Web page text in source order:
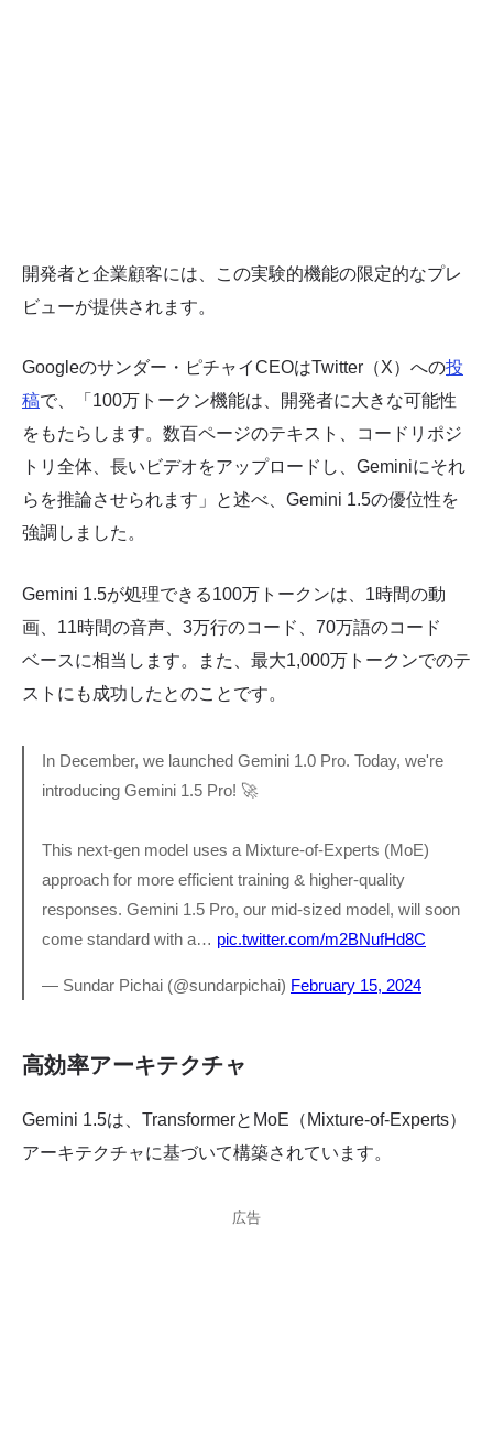
開発者と企業顧客には、この実験的機能の限定的なプレ
ビューが提供されます。
Googleのサンダー・ピチャイCEOはTwitter（X）への投
稿で、「100万トークン機能は、開発者に大きな可能性
をもたらします。数百ページのテキスト、コードリポジ
トリ全体、長いビデオをアップロードし、Geminiにそれ
らを推論させられます」と述べ、Gemini 1.5の優位性を
強調しました。
Gemini 1.5が処理できる100万トークンは、1時間の動
画、11時間の音声、3万行のコード、70万語のコード
ベースに相当します。また、最大1,000万トークンでのテ
ストにも成功したとのことです。
In December, we launched Gemini 1.0 Pro. Today, we're
introducing Gemini 1.5 Pro! 🚀
This next-gen model uses a Mixture-of-Experts (MoE)
approach for more efficient training & higher-quality
responses. Gemini 1.5 Pro, our mid-sized model, will soon
come standard with a… pic.twitter.com/m2BNufHd8C
— Sundar Pichai (@sundarpichai) February 15, 2024
高効率アーキテクチャ
Gemini 1.5は、TransformerとMoE（Mixture-of-Experts）
アーキテクチャに基づいて構築されています。
広告